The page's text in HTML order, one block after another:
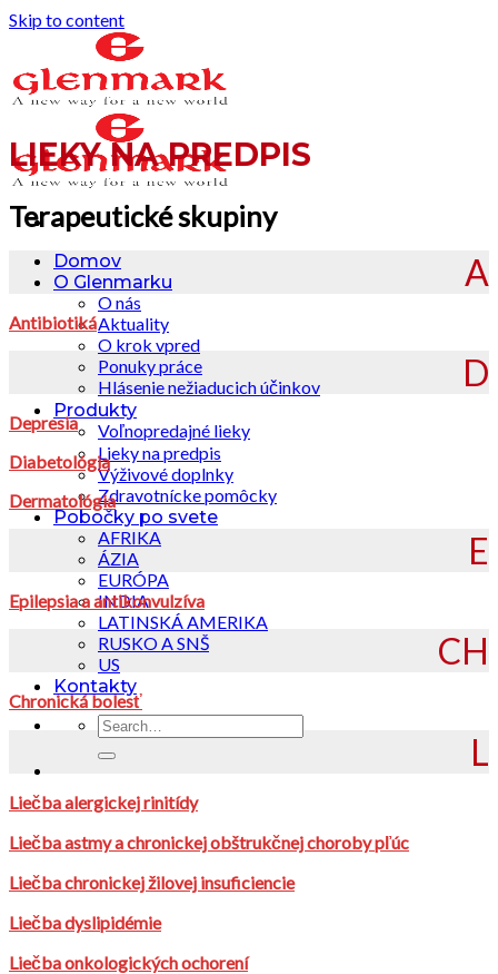
Skip to content
Domov
O Glenmarku
O nás
Aktuality
O krok vpred
Ponuky práce
Hlásenie nežiaducich účinkov
Produkty
Voľnopredajné lieky
Lieky na predpis
Výživové doplnky
Zdravotnícke pomôcky
Pobočky po svete
AFRIKA
ÁZIA
EURÓPA
INDIA
LATINSKÁ AMERIKA
RUSKO A SNŠ
US
Kontakty
LIEKY NA PREDPIS
Terapeutické skupiny
A
Antibiotiká
D
Depresia
Diabetológia
Dermatológia
E
Epilepsia a antikonvulzíva
CH
Chronická bolesť
L
Liečba alergickej rinitídy
Liečba astmy a chronickej obštrukčnej choroby pľúc
Liečba chronickej žilovej insuficiencie
Liečba dyslipidémie
Liečba onkologických ochorení